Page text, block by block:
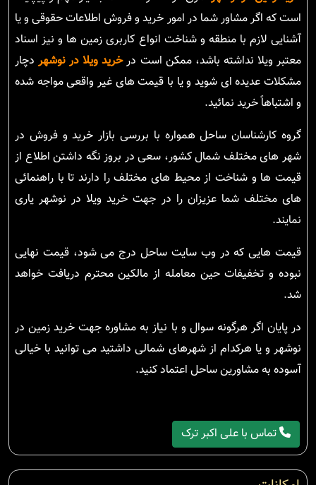
است که اگر مشاور شما در امور خرید و فروش اطلاعات حقوقی و یا
آشنایی لازم با منطقه و شناخت انواع کاربری زمین ها و نیز اسناد
معتبر ویلا نداشته باشد، ممکن است درخرید ویلا در نوشهردچار
مشکلات عدیده ای شوید و یا با قیمت های غیر واقعی مواجه شده
و اشتباهاً خرید نمائید.
گروه کارشناسان ساحل همواره با بررسی بازار خرید و فروش در
شهر های مختلف شمال کشور، سعی در بروز نگه داشتن اطلاع از
قیمت ها و شناخت از محیط های مختلف را دارند تا با راهنمائی
های مختلف شما عزیزان را در جهت خرید ویلا در نوشهر یاری
نمایند.
قیمت هایی که در وب سایت ساحل درج می شود، قیمت نهایی
نبوده و تخفیفات حین معامله از مالکین محترم دریافت خواهد
شد.
در پایان اگر هرگونه سوال و با نیاز به مشاوره جهت خرید زمین در
نوشهر و یا هرکدام از شهرهای شمالی داشتید می توانید با خیالی
آسوده به مشاورین ساحل اعتماد کنید.
تماس با علی اکبر ترک